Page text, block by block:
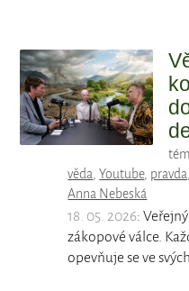
věda,Youtube, pravda,
Anna Nebeská
18. 05. 2026:
zákopové válce.
opevňuje se ve